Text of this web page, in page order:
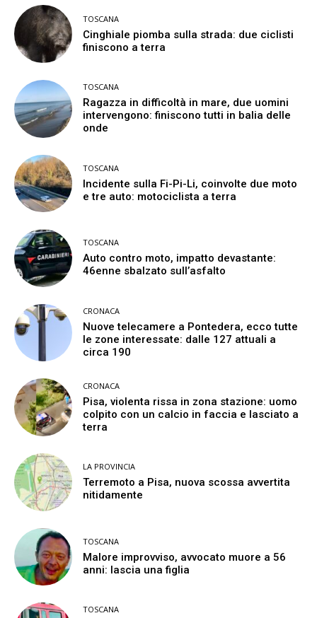
TOSCANA
Cinghiale piomba sulla strada: due ciclisti
finiscono a terra
TOSCANA
Ragazza in difficoltà in mare, due uomini
intervengono: finiscono tutti in balia delle
onde
TOSCANA
Incidente sulla Fi-Pi-Li, coinvolte due moto
e tre auto: motociclista a terra
TOSCANA
Auto contro moto, impatto devastante:
46enne sbalzato sull’asfalto
CRONACA
Nuove telecamere a Pontedera, ecco tutte
le zone interessate: dalle 127 attuali a
circa 190
CRONACA
Pisa, violenta rissa in zona stazione: uomo
colpito con un calcio in faccia e lasciato a
terra
LA PROVINCIA
Terremoto a Pisa, nuova scossa avvertita
nitidamente
TOSCANA
Malore improvviso, avvocato muore a 56
anni: lascia una figlia
TOSCANA